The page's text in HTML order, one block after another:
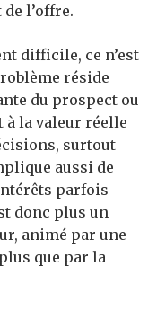
l’offre.
difficile, ce n’est
réside
du prospect ou
à la valeur réelle
surtout
aussi de
parfois
donc plus un
animé par une
que par la